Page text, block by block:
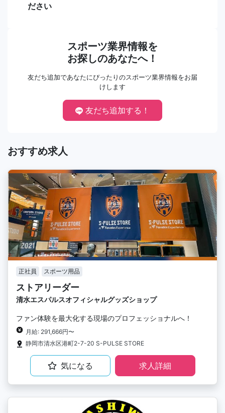
ださい
スポーツ業界情報を
お探しのあなたへ！
友だち追加であなたにぴったりのスポーツ業界情報をお届
けします
友だち追加する！
おすすめ求人
正社員 スポーツ用品
ストアリーダー
清水エスパルスオフィシャルグッズショップ
ファン体験を最大化する現場のプロフェッショナルへ！
月給: 291,666円〜
静岡市清水区港町2-7-20 S-PULSE STORE
気になる 求人詳細